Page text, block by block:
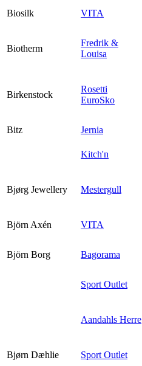
Biosilk
VITA
Biotherm
Fredrik &
Louisa
Birkenstock
Rosetti
EuroSko
Bitz
Jernia
Kitch'n
Bjørg Jewellery Mestergull
Björn Axén
VITA
Björn Borg Bagorama
Sport Outlet
Aandahls Herre
Bjørn Dæhlie
Sport Outlet